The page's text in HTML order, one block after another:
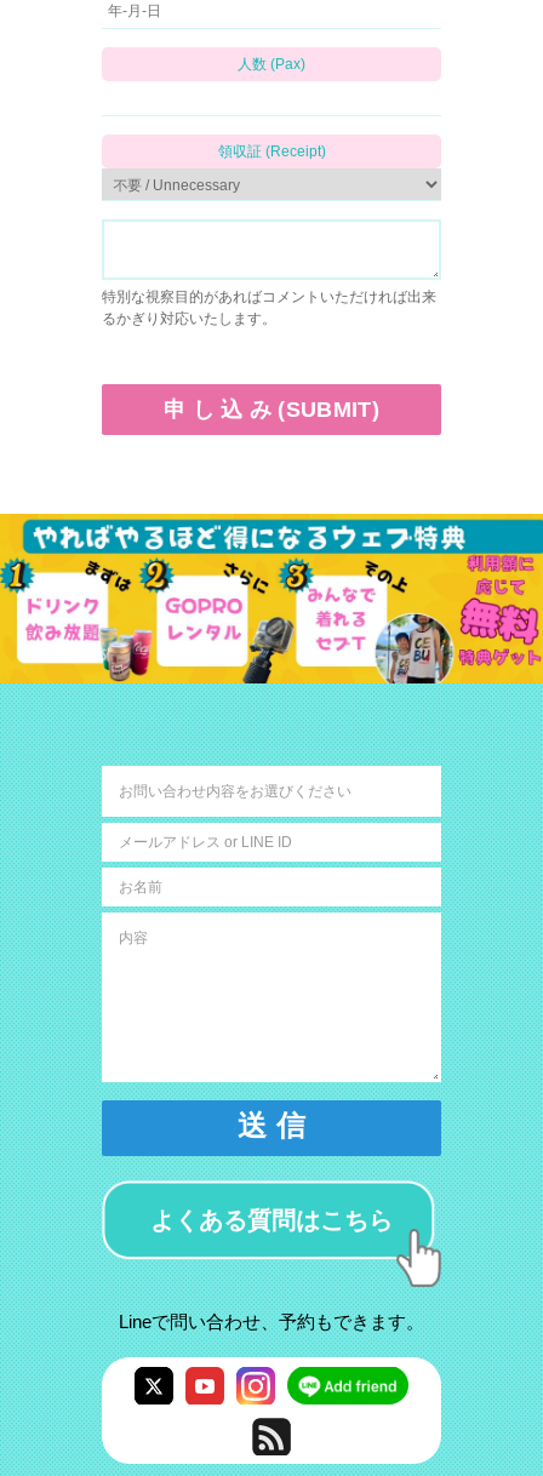
人数 (Pax)
領収証 (Receipt)
特別な視察目的があればコメントいただければ出来
るかぎり対応いたします。
申 し 込 み (SUBMIT)
送 信
よくある質問はこちら
Lineで問い合わせ、予約もできます。